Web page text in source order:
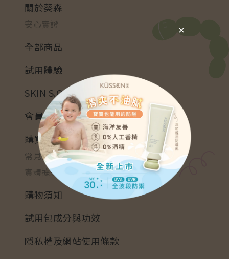
關於葵森
安心實證
全部商品
試用體驗
SKIN S.O.S
會員招募
購買資訊
常見問題
實體據點
購物須知
試用包成分與功效
隱私權及網站使用條款